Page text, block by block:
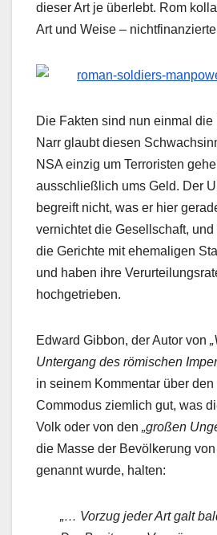
dieser Art je überlebt. Rom
Art und Weise –
Die Fakten sind nun einmal die
Narr glaubt diesen
NSA einzig um Terroristen
ausschließlich ums Geld. Der
begreift nicht, was er hier
vernichtet die Gesellschaft,
die Gerichte mit ehemaligen
und haben ihre
hochgetrieben.
Edward Gibbon, der Autor von
Untergang des römischen
in seinem Kommentar über
Commodus ziemlich gut, was
Volk oder von den „großen
die Masse der Bevölkerung
genannt wurde, halten:
„… Vorzug jeder Art galt